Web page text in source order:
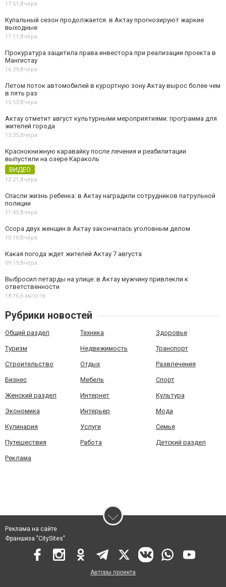
17:51,Вчера
Купальный сезон продолжается: в Актау прогнозируют жаркие
выходные
17:11,Вчера
Прокуратура защитила права инвестора при реализации проекта в
Мангистау
16:29,Вчера
Летом поток автомобилей в курортную зону Актау вырос более чем
в пять раз
15:53,Вчера
Актау отметит август культурными мероприятиями: программа для
жителей города
13:35,Вчера
Краснокнижную каравайку после лечения и реабилитации
выпустили на озере Караколь
ВИДЕО
12:21,Вчера
Спасли жизнь ребенка: в Актау наградили сотрудников патрульной
полиции
11:45,Вчера
Ссора двух женщин в Актау закончилась уголовным делом
10:10,Вчера
Какая погода ждет жителей Актау 7 августа
09:19,Вчера
Выбросил петарды на улице: в Актау мужчину привлекли к
ответственности
18:16,6 августа
Рубрики новостей
Общий раздел Техника Здоровье
Туризм Недвижимость Транспорт
Строительство Отдых Развлечения
Бизнес Мебель Спорт
Женский раздел Интернет Культура
Экономика Интерьер Мода
Кулинария Услуги Семья
Путешествия Работа Детский раздел
Реклама
Реклама на сайте
Франшиза "CitySites"
Авторы проекта